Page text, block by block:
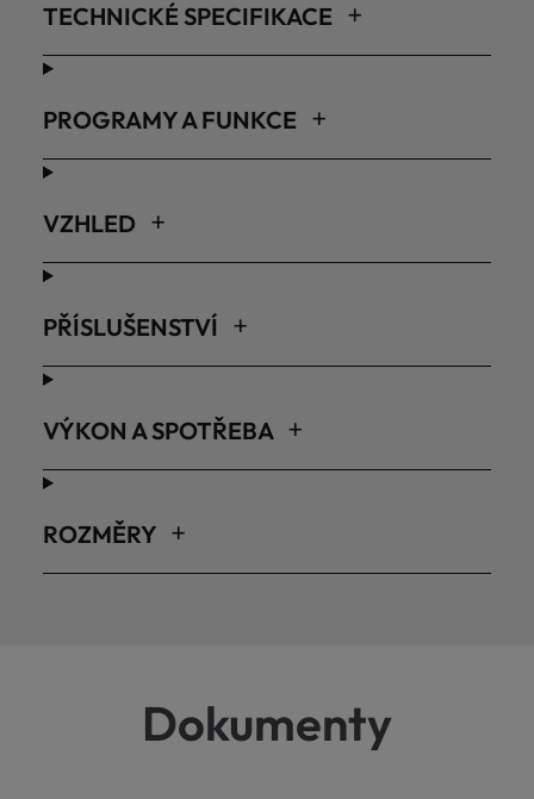
TECHNICKÉ SPECIFIKACE
PROGRAMY A FUNKCE
VZHLED
PŘÍSLUŠENSTVÍ
VÝKON A SPOTŘEBA
ROZMĚRY
Dokumenty